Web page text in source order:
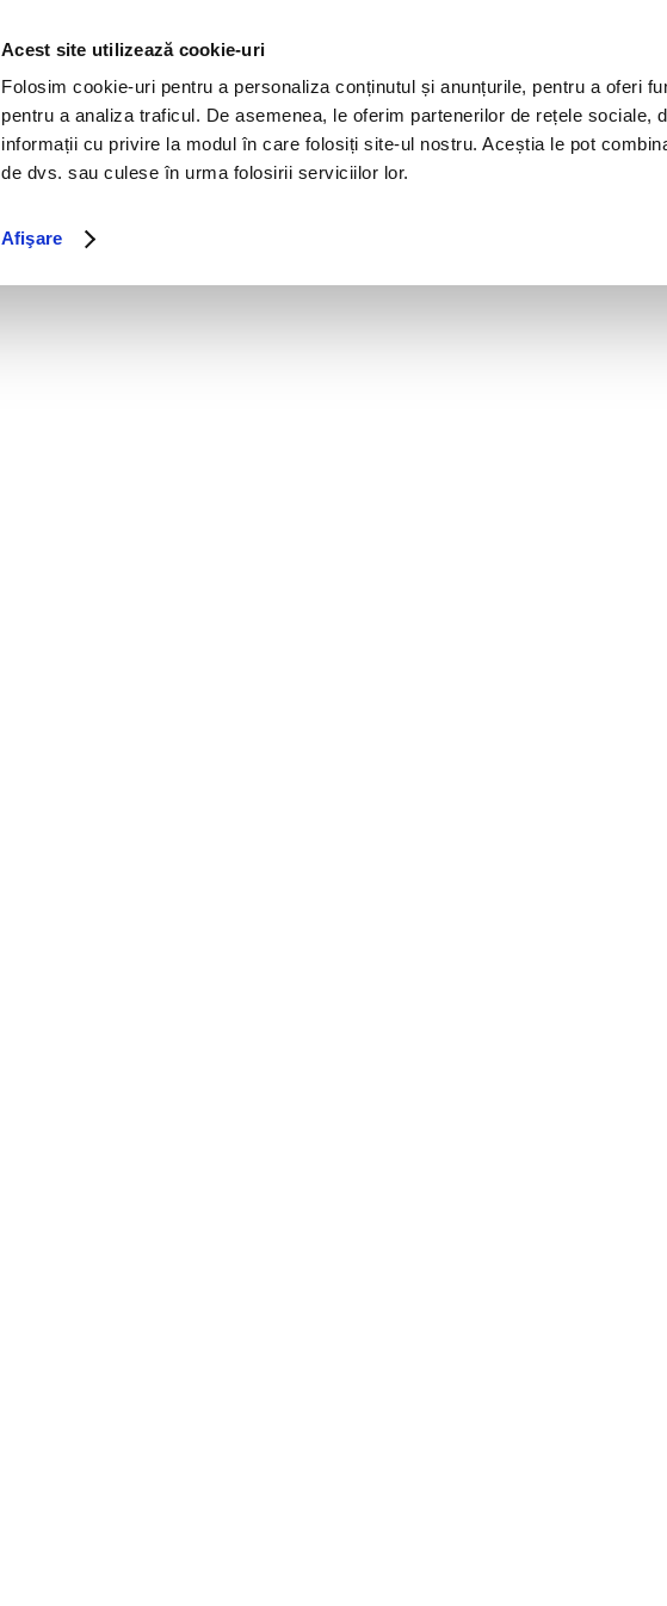
Acest site utilizează cookie-uri
Folosim cookie-uri pentru a personaliza conținutul și anunțurile, pentru a oferi
pentru a analiza traficul. De asemenea, le oferim partenerilor de rețele sociale,
informații cu privire la modul în care folosiți site-ul nostru. Aceștia le pot
de dvs. sau culese în urma folosirii serviciilor lor.
Afişare